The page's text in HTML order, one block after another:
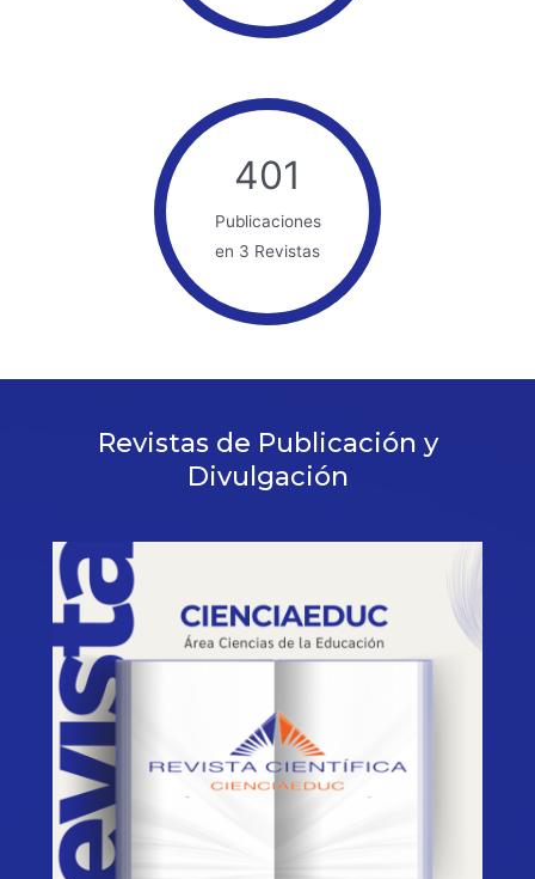
401
Publicaciones
en 3 Revistas
Revistas de Publicación y
Divulgación